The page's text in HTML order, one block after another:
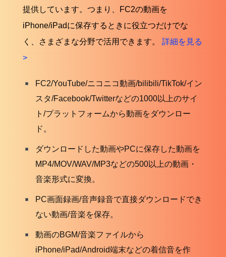
提供しています。つまり、FC2の動画を
iPhone/iPadに保存するときに役立つだけでな
く、さまざまな分野で活用できます。 詳細を見る
>
FC2/YouTube/ニコニコ動画/bilibili/TikTok/イン
スタ/Facebook/Twitterなどの1000以上のサイ
ト/プラットフォームから動画をダウンロー
ド。
ダウンロードした動画やPCに保存した動画を
MP4/MOV/WAV/MP3などの500以上の動画・
音楽形式に変換。
PC画面録画/音声録音で直接ダウンロードでき
ない動画/音楽を保存。
動画のBGM/音楽ファイルから
iPhone/iPad/Android端末などの着信音を作